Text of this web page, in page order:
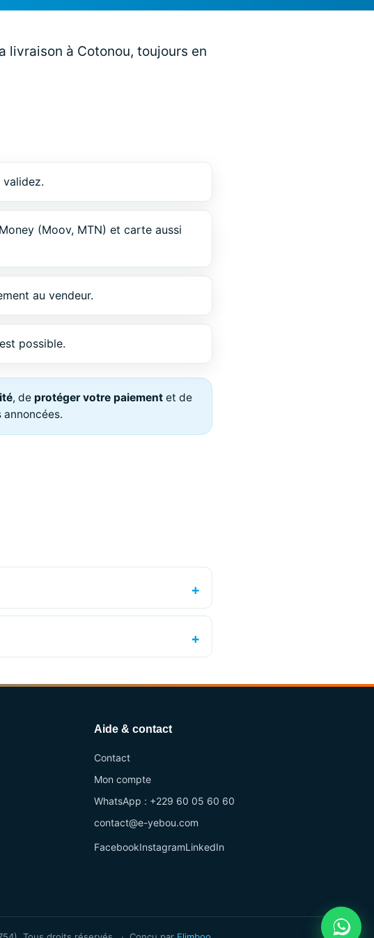
livraison à Cotonou, toujours en
validez.
(Moov, MTN) et carte aussi
au vendeur.
possible.
, de protéger votre paiement et de
annoncées.
Aide & contact
Contact
Mon compte
WhatsApp : +229 60 05 60 60
contact@e-yebou.com
FacebookInstagramLinkedIn